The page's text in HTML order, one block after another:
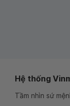
Hệ thống
Tầm nhìn sứ